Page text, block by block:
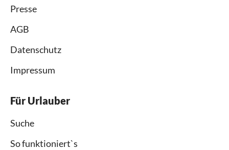
Presse
AGB
Datenschutz
Impressum
Für Urlauber
Suche
So funktioniert`s